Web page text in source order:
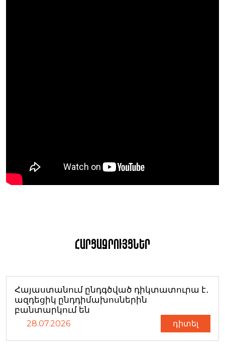
Հարցազրույցներ
Հայաստանում ընդգծված դիկտատուրա է․
ազդեցիկ ընդդիմախոսներին
բանտարկում են
28.07.2026 դիտել